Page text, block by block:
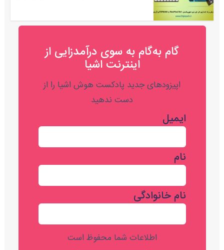
گام به‌گام به‌ سوی درآمدزایی از
اینترنت اشیا
اپیزودهای جدید پادکست هوش اشیا را از
دست ندهید
ایمیل
نام
نام خانوادگی
اطلاعات شما محفوظ است